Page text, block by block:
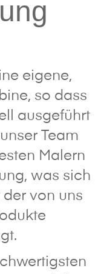
eigene,
so dass
ausgeführt
Team
Malern
was sich
von uns